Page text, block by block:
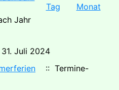
Jahr
Juli 2024
:: Termine-